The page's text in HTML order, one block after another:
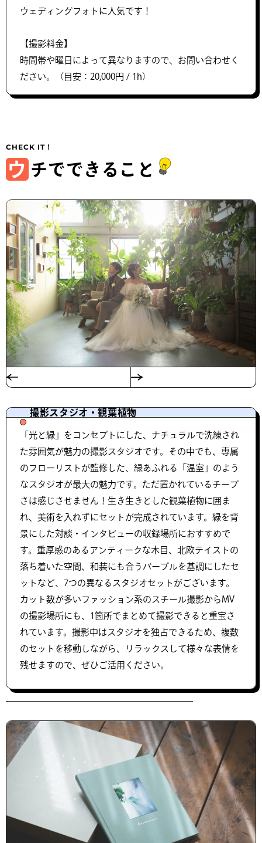
ウェディングフォトに人気です！
【撮影料金】
時間帯や曜日によって異なりますので、お問い合わせく
ださい。（目安：20,000円 / 1h）
ウ チでできること
撮影スタジオ・観葉植物
「光と緑」をコンセプトにした、ナチュラルで洗練され
た雰囲気が魅力の撮影スタジオです。その中でも、専属
のフローリストが監修した、緑あふれる「温室」のよう
なスタジオが最大の魅力です。ただ置かれているチープ
さは感じさせません！生き生きとした観葉植物に囲ま
れ、美術を入れずにセットが完成されています。緑を背
景にした対談・インタビューの収録場所におすすめで
す。重厚感のあるアンティークな木目、北欧テイストの
落ち着いた空間、和装にも合うパープルを基調にしたセ
ットなど、7つの異なるスタジオセットがございます。
カット数が多いファッション系のスチール撮影からMV
の撮影場所にも、1箇所でまとめて撮影できると重宝さ
れています。撮影中はスタジオを独占できるため、複数
のセットを移動しながら、リラックスして様々な表情を
残せますので、ぜひご活用ください。